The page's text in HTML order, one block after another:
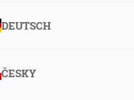
DEUTSCH
ČESKY